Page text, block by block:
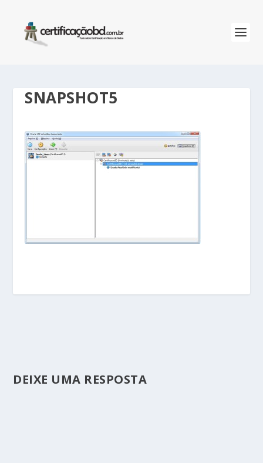
SNAPSHOT5
DEIXE UMA RESPOSTA